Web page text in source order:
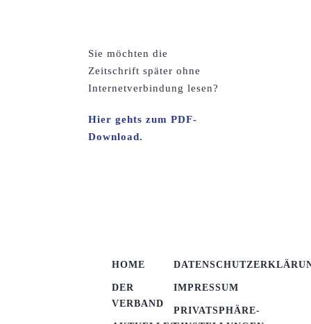
Sie möchten die
Zeitschrift später ohne
Internetverbindung lesen?
Hier gehts zum PDF-
Download.
HOME
DER
VERBAND
IMPRESSUM
PRIVATSPHÄRE-